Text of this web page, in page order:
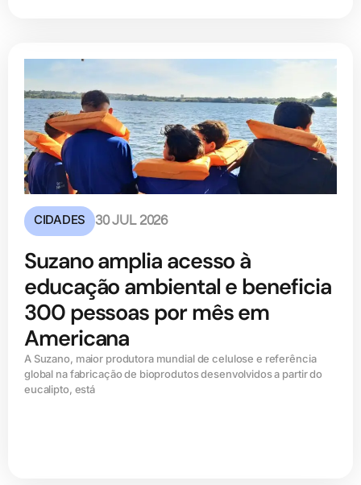
CIDADES 30 JUL 2026
Suzano amplia acesso à
educação ambiental e beneficia
300 pessoas por mês em
Americana
A Suzano, maior produtora mundial de celulose e referência
global na fabricação de bioprodutos desenvolvidos a partir do
eucalipto, está